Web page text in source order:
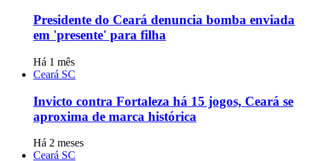
Presidente do Ceará denuncia bomba enviada
em 'presente' para filha
Há 1 mês
Ceará SC
Invicto contra Fortaleza há 15 jogos, Ceará se
aproxima de marca histórica
Há 2 meses
Ceará SC